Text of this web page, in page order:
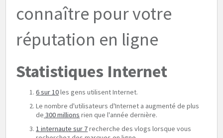
connaître pour votre
réputation en ligne
Statistiques Internet
6 sur 10les gens utilisent Internet.
Le nombre d'utilisateurs d'Internet a augmenté de plus
de 300 millions rien que l'année dernière.
1 internaute sur 7recherche des vlogs lorsque vous